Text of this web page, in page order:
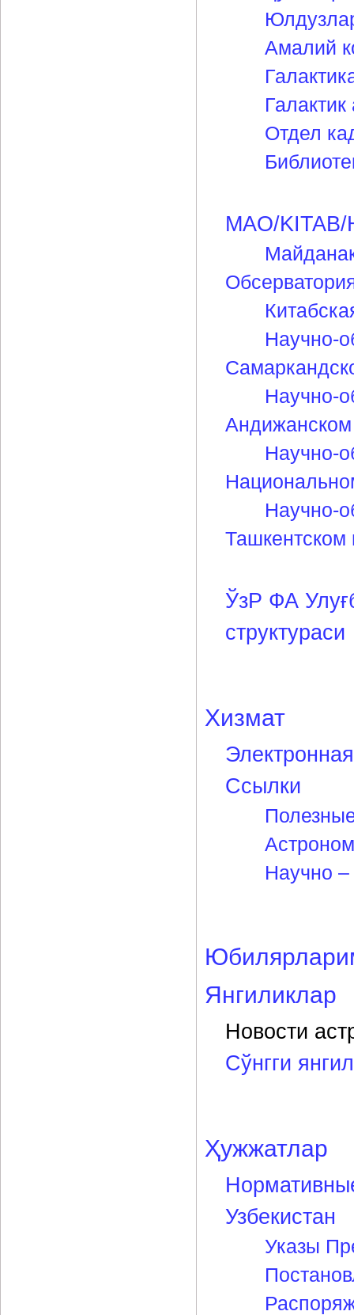
Амалий
Отдел
MAO/
Научно-
Научно-
Андижанском
Научно-
Научно-
Ташкентском
ЎзР ФА
структураси
Хизмат
Ссылки
Научно
Янгиликлар
Новости
Сўнгги
Ҳужжатлар
Узбекистан
Указы